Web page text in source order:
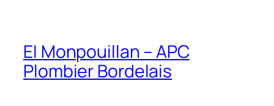
EI Monpouillan – APC
Plombier Bordelais